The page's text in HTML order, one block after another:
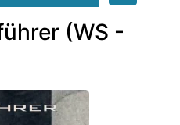
(WS -